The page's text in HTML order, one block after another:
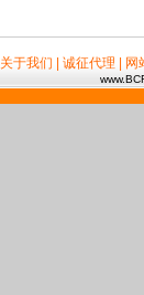
| 关于我们 | 诚征代理 |